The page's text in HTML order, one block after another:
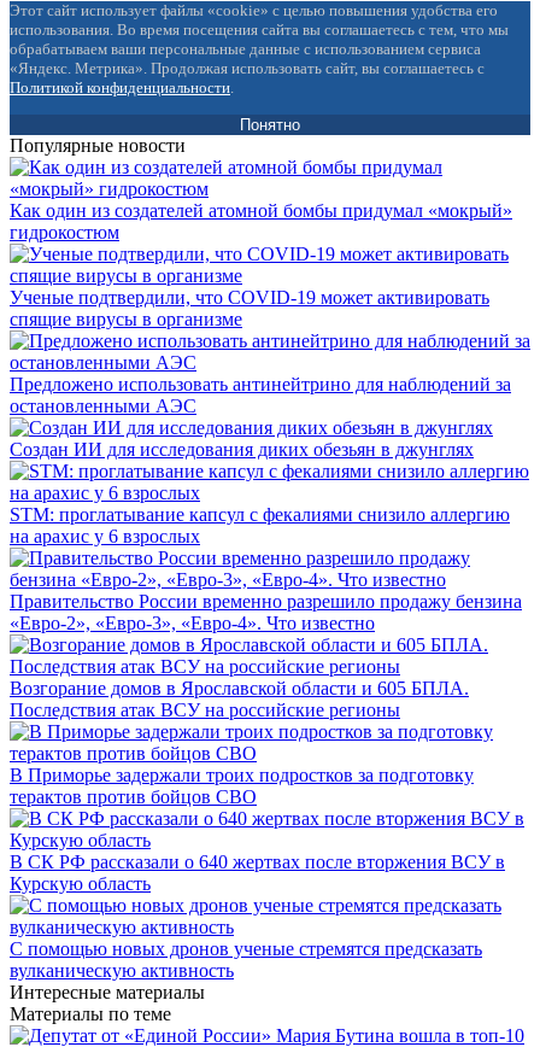
Этот сайт использует файлы «cookie» с целью повышения удобства его
использования. Во время посещения сайта вы соглашаетесь с тем, что мы
обрабатываем ваши персональные данные с использованием сервиса
«Яндекс. Метрика». Продолжая использовать сайт, вы соглашаетесь с
Политикой конфиденциальности.
Понятно
Популярные новости
Как один из создателей атомной бомбы придумал «мокрый»
гидрокостюм
Ученые подтвердили, что COVID-19 может активировать
спящие вирусы в организме
Предложено использовать антинейтрино для наблюдений за
остановленными АЭС
Создан ИИ для исследования диких обезьян в джунглях
STM: проглатывание капсул с фекалиями снизило аллергию
на арахис у 6 взрослых
Правительство России временно разрешило продажу бензина
«Евро-2», «Евро-3», «Евро-4». Что известно
Возгорание домов в Ярославской области и 605 БПЛА.
Последствия атак ВСУ на российские регионы
В Приморье задержали троих подростков за подготовку
терактов против бойцов СВО
В СК РФ рассказали о 640 жертвах после вторжения ВСУ в
Курскую область
С помощью новых дронов ученые стремятся предсказать
вулканическую активность
Интересные материалы
Материалы по теме